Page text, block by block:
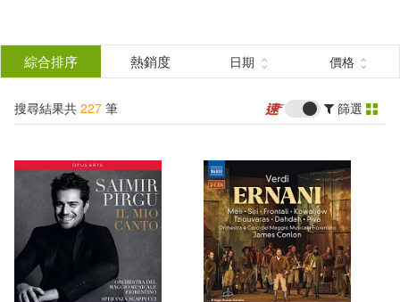
結
分類 (單選)
所有商品(227) 圖書(65)
影音(111) 雜誌(1)
家居生活(11) 美食(1)
3C(7) 家電(5) 保健(1)
展開
作者 (可複選)
綜合排序 熱銷度 日期 價格
搜尋結果共 227 筆 篩選